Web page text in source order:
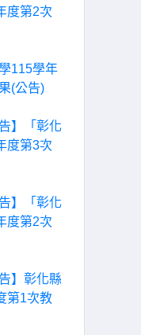
度第2次
115學年
(公告)
】「彰化
度第3次
】「彰化
度第2次
】彰化縣
第1次教